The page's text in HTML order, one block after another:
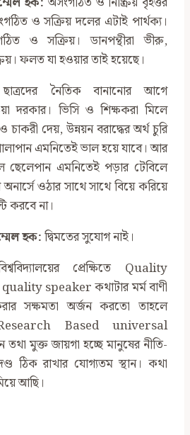
ও সক্রিয় দলের এটাই পার্থক্য।
ও সক্রিয়। ডানপন্থীরা ভীরু,
ফলত যা হওয়ার তাই হয়েছে।
ছাত্রদের নৈতিক বানানোর আগে
দরকার। ভিসি ও শিক্ষকরা মিলে
দেয়, উন্নয়ন বরাদ্ধের অর্থ চুরি
এমনিতেই ভাল হয়ে যাবে। আর
ছেলেপান এমনিতেই পড়ার টেবিলে
ওঠার সাথে সাথে বিয়ে করিয়ে
করবে না।
হক:দ্বিমতের সুযোগ নাই।
প্রেক্ষিতে Quality
speaker কথাটার মর্ম বাণী
সক্ষমতা অর্জন করতো তাহলে
Based universal
তথা মুক্ত জায়গা হচ্ছে মানুষের নীতি-
ঠিক রাখার যোগ্যতম স্থান। কথা
আছি।